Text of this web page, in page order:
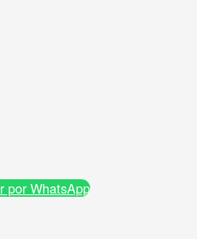
por WhatsApp